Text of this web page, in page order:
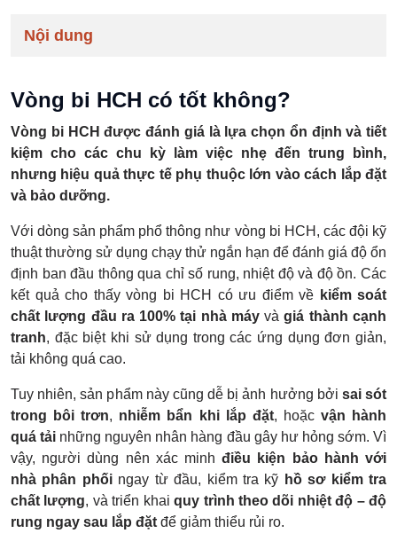
Nội dung
Vòng bi HCH có tốt không?
Vòng bi HCH được đánh giá là lựa chọn ổn định và tiết
kiệm cho các chu kỳ làm việc nhẹ đến trung bình,
nhưng hiệu quả thực tế phụ thuộc lớn vào cách lắp đặt
và bảo dưỡng.
Với dòng sản phẩm phổ thông như vòng bi HCH, các đội kỹ
thuật thường sử dụng chạy thử ngắn hạn để đánh giá độ ổn
định ban đầu thông qua chỉ số rung, nhiệt độ và độ ồn. Các
kết quả cho thấy vòng bi HCH có ưu điểm về kiểm soát
chất lượng đầu ra 100% tại nhà máyvàgiá thành cạnh
tranh, đặc biệt khi sử dụng trong các ứng dụng đơn giản,
tải không quá cao.
Tuy nhiên, sản phẩm này cũng dễ bị ảnh hưởng bởi sai sót
trong bôi trơn, nhiễm bẩn khi lắp đặt, hoặc vận hành
quá tải những nguyên nhân hàng đầu gây hư hỏng sớm. Vì
vậy, người dùng nên xác minhđiều kiện bảo hành với
nhà phân phốingay từ đầu, kiểm tra kỹ hồ sơ kiểm tra
chất lượng, và triển khaiquy trình theo dõi nhiệt độ – độ
rung ngay sau lắp đặt để giảm thiểu rủi ro.